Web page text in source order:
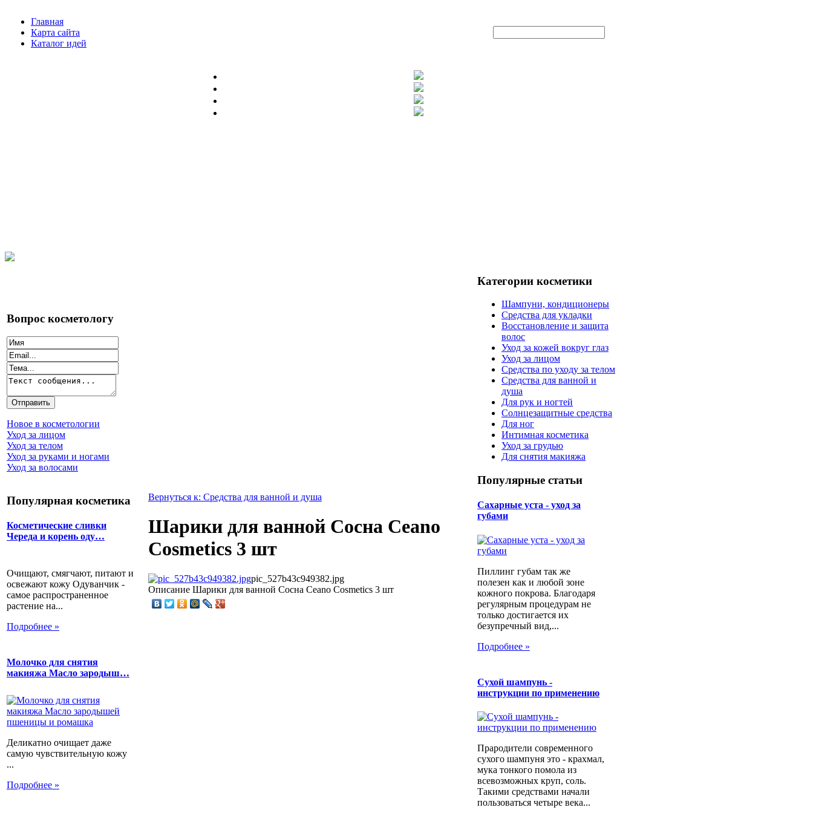
Главная
Карта сайта
Каталог идей
Вопрос косметологу
Новое в косметологии
Уход за лицом
Уход за телом
Уход за руками и ногами
Уход за волосами
Популярная косметика
Косметические сливки
Череда и корень оду…
Очищают, смягчают, питают и
освежают кожу Одуванчик -
самое распространенное
растение на...
Подробнее »
Молочко для снятия
макияжа Масло зародыш…
Деликатно очищает даже
самую чувствительную кожу
...
Подробнее »
Вернуться к: Средства для ванной и душа
Шарики для ванной Сосна Ceano
Cosmetics 3 шт
pic_527b43c949382.jpg
Описание Шарики для ванной Сосна Ceano Cosmetics 3 шт
Категории косметики
Шампуни, кондиционеры
Средства для укладки
Восстановление и защита
волос
Уход за кожей вокруг глаз
Уход за лицом
Средства по уходу за телом
Средства для ванной и
душа
Для рук и ногтей
Солнцезащитные средства
Для ног
Интимная косметика
Уход за грудью
Для снятия макияжа
Популярные статьи
Сахарные уста - уход за
губами
Пиллинг губам так же
полезен как и любой зоне
кожного покрова. Благодаря
регулярным процедурам не
только достигается их
безупречный вид,...
Подробнее »
Сухой шампунь -
инструкции по применению
Прародители современного
сухого шампуня это - крахмал,
мука тонкого помола из
всевозможных круп, соль.
Такими средствами начали
пользоваться четыре века...